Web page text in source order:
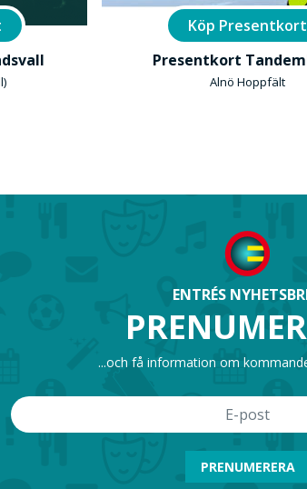
Köp Presentkort
Presentkort
Alnö Hoppfält
ENTRÉS
...och få information om
PRENUMERERA